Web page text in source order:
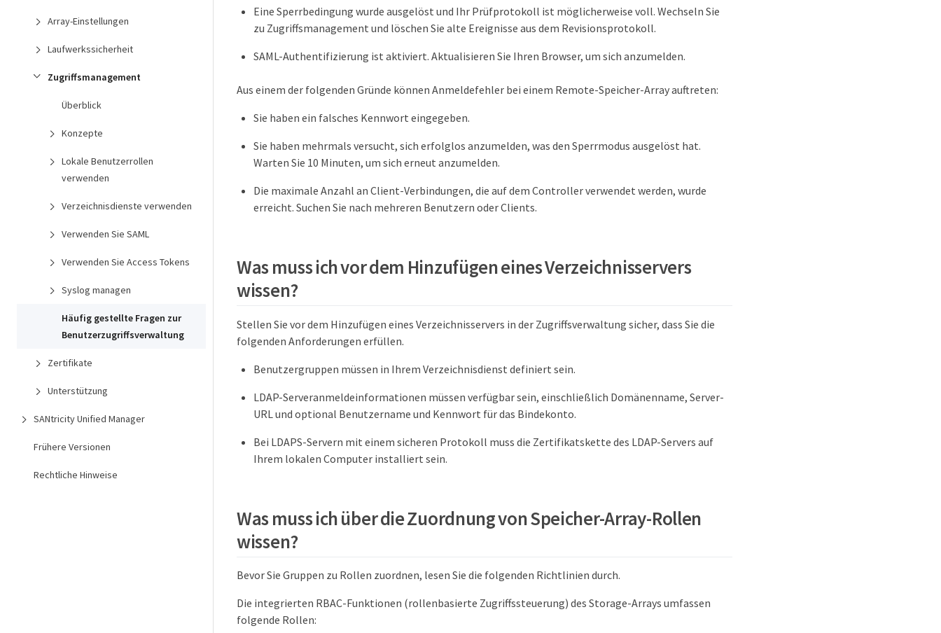
Array-Einstellungen
Laufwerkssicherheit
Zugriffsmanagement
Überblick
Konzepte
Lokale Benutzerrollen
verwenden
Verzeichnisdienste verwenden
Verwenden Sie SAML
Verwenden Sie Access Tokens
Syslog managen
Häufig gestellte Fragen zur
Benutzerzugriffsverwaltung
Zertifikate
Unterstützung
SANtricity Unified Manager
Frühere Versionen
Rechtliche Hinweise
Eine Sperrbedingung wurde ausgelöst und Ihr Prüfprotokoll ist möglicherweise voll. Wechseln Sie
zu Zugriffsmanagement und löschen Sie alte Ereignisse aus dem Revisionsprotokoll.
SAML-Authentifizierung ist aktiviert. Aktualisieren Sie Ihren Browser, um sich anzumelden.
Aus einem der folgenden Gründe können Anmeldefehler bei einem Remote-Speicher-Array auftreten:
Sie haben ein falsches Kennwort eingegeben.
Sie haben mehrmals versucht, sich erfolglos anzumelden, was den Sperrmodus ausgelöst hat.
Warten Sie 10 Minuten, um sich erneut anzumelden.
Die maximale Anzahl an Client-Verbindungen, die auf dem Controller verwendet werden, wurde
erreicht. Suchen Sie nach mehreren Benutzern oder Clients.
Was muss ich vor dem Hinzufügen eines Verzeichnisservers
wissen?
Stellen Sie vor dem Hinzufügen eines Verzeichnisservers in der Zugriffsverwaltung sicher, dass Sie die
folgenden Anforderungen erfüllen.
Benutzergruppen müssen in Ihrem Verzeichnisdienst definiert sein.
LDAP-Serveranmeldeinformationen müssen verfügbar sein, einschließlich Domänenname, Server-
URL und optional Benutzername und Kennwort für das Bindekonto.
Bei LDAPS-Servern mit einem sicheren Protokoll muss die Zertifikatskette des LDAP-Servers auf
Ihrem lokalen Computer installiert sein.
Was muss ich über die Zuordnung von Speicher-Array-Rollen
wissen?
Bevor Sie Gruppen zu Rollen zuordnen, lesen Sie die folgenden Richtlinien durch.
Die integrierten RBAC-Funktionen (rollenbasierte Zugriffssteuerung) des Storage-Arrays umfassen
folgende Rollen: